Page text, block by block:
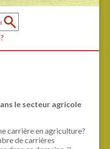
le secteur agricole
carrière en agriculture?
de carrières